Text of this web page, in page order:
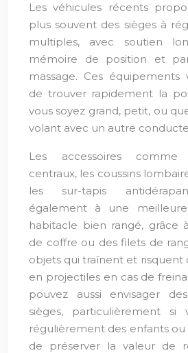
Les véhicules récents
plus souvent des sièges à
multiples, avec soutien
mémoire de position et
massage. Ces
de trouver rapidement la
vous soyez grand, petit, ou
volant avec un autre
Les accessoires comme
centraux, les coussins
les sur-tapis
également à une
habitacle bien rangé, grâce
de coffre ou des filets de
objets qui traînent et risquent
en projectiles en cas de
pouvez aussi envisager
sièges, particulièrement si
régulièrement des enfants ou
de préserver la valeur de